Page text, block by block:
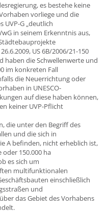
es bestehe keine
vorliege und die
UVP-G „deutlich
in seinem Erkenntnis aus,
US 6B/2006/21-150
haben die Schwellenwerte und
im konkreten Fall
die Neuerrichtung oder
in UNESCO-
auf diese haben können,
keiner UVP-Pflicht
die unter den Begriff des
und die sich in
A befinden, nicht erheblich ist,
150.000 ha
es sich um
multifunktionalen
einschließlich
und
das Gebiet des Vorhabens